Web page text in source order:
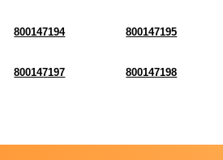
800147194 800147195
800147197 800147198